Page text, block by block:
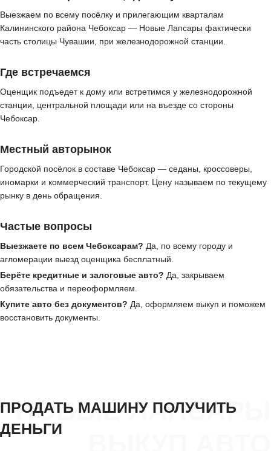
Выезжаем по всему посёлку и прилегающим кварталам
Калининского района Чебоксар — Новые Лапсары фактически
часть столицы Чувашии, при железнодорожной станции.
Где встречаемся
Оценщик подъедет к дому или встретимся у железнодорожной
станции, центральной площади или на въезде со стороны
Чебоксар.
Местный авторынок
Городской посёлок в составе Чебоксар — седаны, кроссоверы,
иномарки и коммерческий транспорт. Цену называем по текущему
рынку в день обращения.
Частые вопросы
Выезжаете по всем Чебоксарам? Да, по всему городу и
агломерации выезд оценщика бесплатный.
Берёте кредитные и залоговые авто? Да, закрываем
обязательства и переоформляем.
Купите авто без документов? Да, оформляем выкуп и поможем
восстановить документы.
НОВЫЕ ЛАПСАРЫ
ПРОДАТЬ МАШИНУ ПОЛУЧИТЬ
ДЕНЬГИ